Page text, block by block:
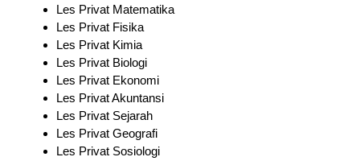
Les Privat Matematika
Les Privat Fisika
Les Privat Kimia
Les Privat Biologi
Les Privat Ekonomi
Les Privat Akuntansi
Les Privat Sejarah
Les Privat Geografi
Les Privat Sosiologi